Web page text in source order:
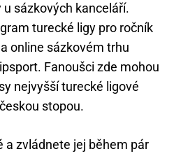
sázkových kanceláří.
turecké ligy pro ročník
online sázkovém trhu
. Fanoušci zde mohou
nejvyšší turecké ligové
stopou.
a zvládnete jej během pár